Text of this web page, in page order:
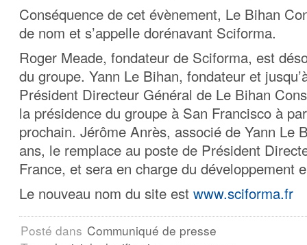
Conséquence de cet évènement, Le Bihan
de nom et s’appelle dorénavant Sciforma.
Roger Meade, fondateur de Sciforma, est
du groupe. Yann Le Bihan, fondateur et
Président Directeur Général de Le Bihan
la présidence du groupe à San Francisco à
prochain. Jérôme Anrès, associé de Yann Le
ans, le remplace au poste de Président
France, et sera en charge du développement
Le nouveau nom du site est www.sciforma.fr
Posté dans Communiqué de presse